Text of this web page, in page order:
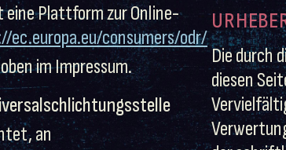
eine Plattform zur Online-
ec.europa.eu/consumers/odr/
im Impressum.
an
Die durch
diesen